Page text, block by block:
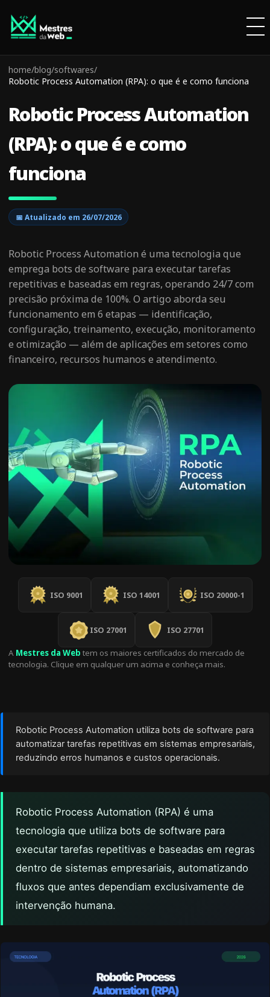
home/blog/softwares/
Robotic Process Automation (RPA): o que é e como funciona
Robotic Process Automation
(RPA): o que é e como
funciona
📅 Atualizado em 26/07/2026
Robotic Process Automation é uma tecnologia que
emprega bots de software para executar tarefas
repetitivas e baseadas em regras, operando 24/7 com
precisão próxima de 100%. O artigo aborda seu
funcionamento em 6 etapas — identificação,
configuração, treinamento, execução, monitoramento
e otimização — além de aplicações em setores como
financeiro, recursos humanos e atendimento.
ISO 9001 ISO 14001 ISO 20000-1
ISO 27001 ISO 27701
A Mestres da Web tem os maiores certificados do mercado de
tecnologia. Clique em qualquer um acima e conheça mais.
Robotic Process Automation utiliza bots de software para
automatizar tarefas repetitivas em sistemas empresariais,
reduzindo erros humanos e custos operacionais.
Robotic Process Automation (RPA) é uma
tecnologia que utiliza bots de software para
executar tarefas repetitivas e baseadas em regras
dentro de sistemas empresariais, automatizando
fluxos que antes dependiam exclusivamente de
intervenção humana.